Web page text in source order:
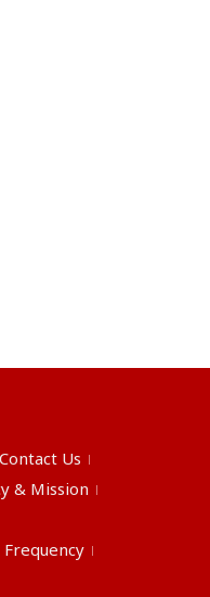
Contact Us
& Mission
Frequency